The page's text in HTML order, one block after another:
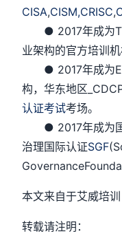
CISA,CISM,CRISC,
● 2017年成为
业架构的官方培训机
● 2017年成为
构，华东地区
认证考试考场。
● 2017年成为国
治理国际认证SGF
本文来自于艾威培训
转载请注明：